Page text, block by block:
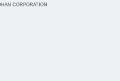
CORPORATION